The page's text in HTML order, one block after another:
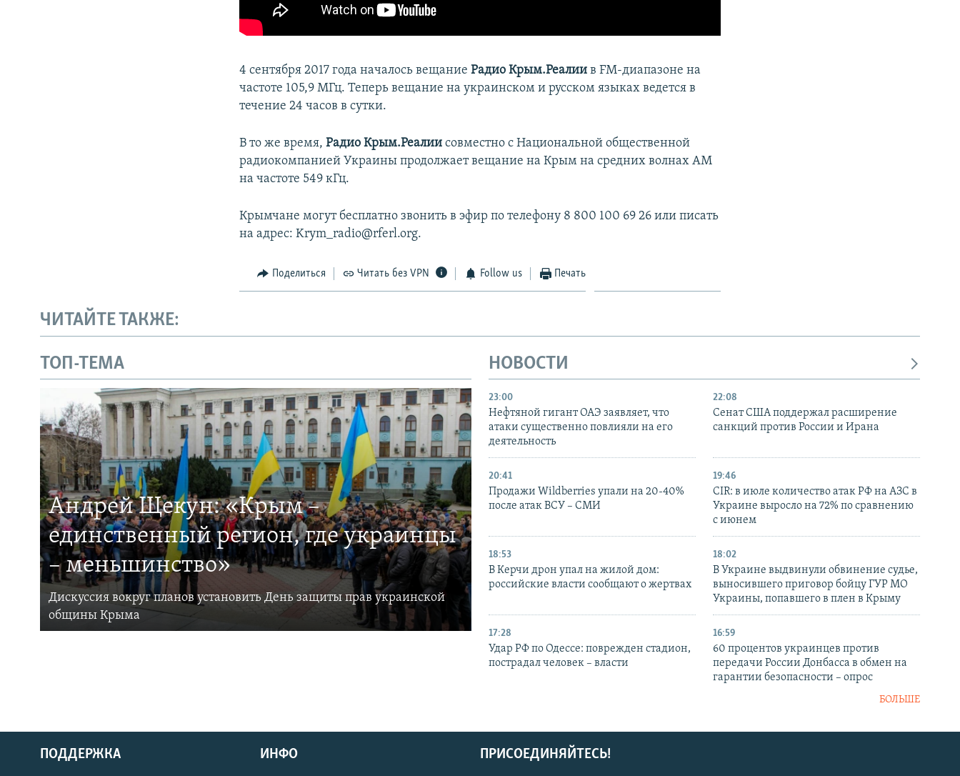
4 сентября 2017 года началось вещаниеРадио Крым.Реалии в FM-диапазоне на
частоте 105,9 МГц. Теперь вещание на украинском и русском языках ведется в
течение 24 часов в сутки.
В то же время,Радио Крым.Реалии совместно с Национальной общественной
радиокомпанией Украины продолжает вещание на Крым на средних волнах АМ
на частоте 549 кГц.
Крымчане могут бесплатно звонить в эфир по телефону 8 800 100 69 26 или писать
на адрес: Krym_radio@rferl.org.
Поделиться Читать без VPN Follow us Печать
ЧИТАЙТЕ ТАКЖЕ:
ТОП-ТЕМА
Андрей Щекун: «Крым –
единственный регион, где украинцы
– меньшинство»
Дискуссия вокруг планов установить День защиты прав украинской
общины Крыма
НОВОСТИ
23:00
Нефтяной гигант ОАЭ заявляет, что
атаки существенно повлияли на его
деятельность
22:08
Сенат США поддержал расширение
санкций против России и Ирана
20:41
Продажи Wildberries упали на 20-40%
после атак ВСУ – СМИ
19:46
CIR: в июле количество атак РФ на АЗС в
Украине выросло на 72% по сравнению
с июнем
18:53
В Керчи дрон упал на жилой дом:
российские власти сообщают о жертвах
18:02
В Украине выдвинули обвинение судье,
выносившего приговор бойцу ГУР МО
Украины, попавшего в плен в Крыму
17:28
Удар РФ по Одессе: поврежден стадион,
пострадал человек – власти
16:59
60 процентов украинцев против
передачи России Донбасса в обмен на
гарантии безопасности – опрос
БОЛЬШЕ
ПРИСОЕДИНЯЙТЕСЬ!
ПОДДЕРЖКА ИНФО